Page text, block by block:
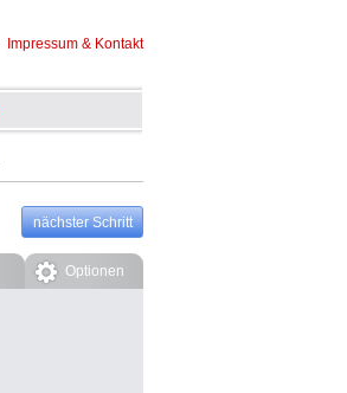
Impressum & Kontakt
nächster Schritt
Optionen